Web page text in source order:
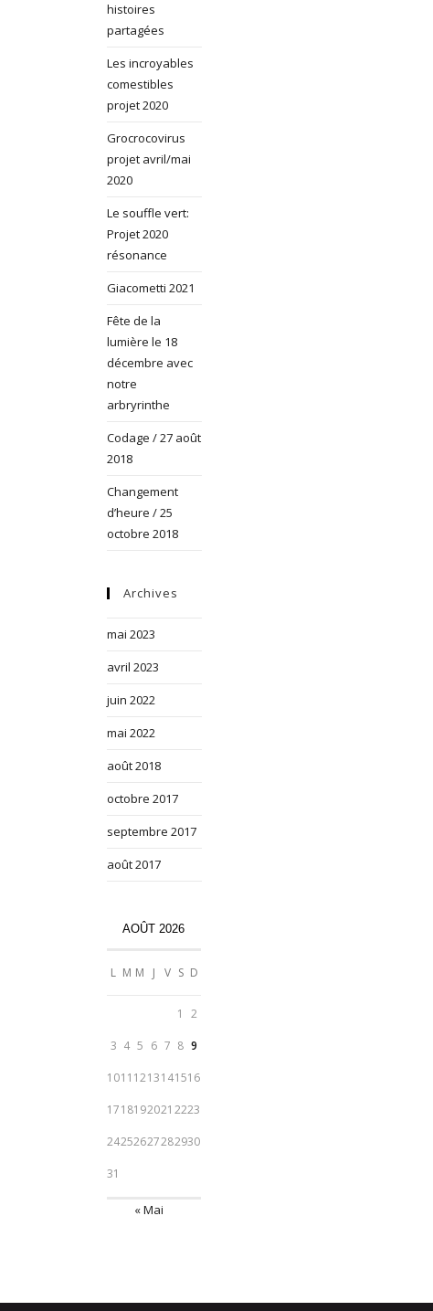
histoires
partagées
Les incroyables
comestibles
projet 2020
Grocrocovirus
projet avril/mai
2020
Le souffle vert:
Projet 2020
résonance
Giacometti 2021
Fête de la
lumière le 18
décembre avec
notre
arbryrinthe
Codage / 27 août
2018
Changement
d’heure / 25
octobre 2018
Archives
mai 2023
avril 2023
juin 2022
mai 2022
août 2018
octobre 2017
septembre 2017
août 2017
AOÛT 2026
L M M J V S D
1 2
3 4 5 6 7 8 9
1011 1213141516
1718192021 2223
24252627282930
31
« Mai